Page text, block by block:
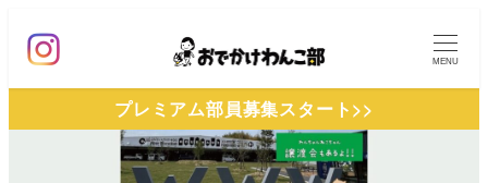
ン
MENU
プレミアム部員募集スタート>>